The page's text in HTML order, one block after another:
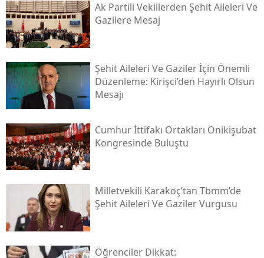
Ak Partili Vekillerden Şehit Aileleri Ve
Gazilere Mesaj
Şehit Aileleri Ve Gaziler İçin Önemli
Düzenleme: Kirişci’den Hayırlı Olsun
Mesajı
Cumhur İttifakı Ortakları Onikişubat
Kongresinde Buluştu
Milletvekili Karakoç’tan Tbmm’de
Şehit Aileleri Ve Gaziler Vurgusu
Öğrenciler Dikkat: